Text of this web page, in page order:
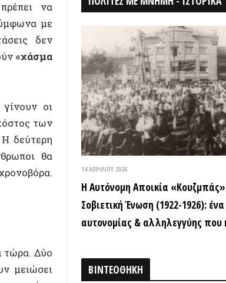
Η Αυτόνομη Αποικία «Κουζμπάς» της IWW στη
Σοβιετική Ένωση (1922-1926): ένα πείραμα
αυτονομίας & αλληλεγγύης που κατεστάλει
ΒΙΝΤΕΟΘΗΚΗ
18 ΑΠΡΙΛΊΟΥ 2026
Τα ιστορικά μνημεία είναι κοινά
αγαθά! (Βίντεο εκδήλωσης) –
Παγκόσμια Μέρα Μνημείων
15 ΜΑΡΤΊΟΥ 2026
ΒΙΝΤΕΟ από την εκδήλωση: «Τόποι
όπου η εξέγερση δεν έμεινε ουτοπία:
12 ΦΕΒΡΟΥΑΡΊΟΥ 2026
ΒΙΝΤΕΟ: Συνέντευξη Τύπου για την